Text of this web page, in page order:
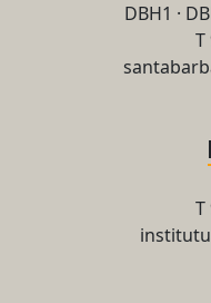
DBH1 ·
T
T